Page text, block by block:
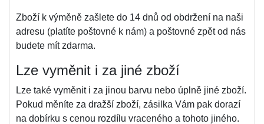
Zboží k výměně zašlete do 14 dnů od obdržení na naši
adresu (platíte poštovné k nám) a poštovné zpět od nás
budete mít zdarma.
Lze vyměnit i za jiné zboží
Lze také vyměnit i za jinou barvu nebo úplně jiné zboží.
Pokud měníte za dražší zboží, zásilka Vám pak dorazí
na dobírku s cenou rozdílu vraceného a tohoto jiného.